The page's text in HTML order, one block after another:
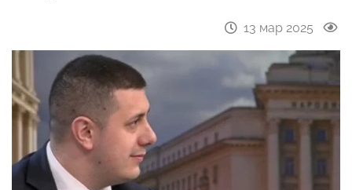
13 мар 2025